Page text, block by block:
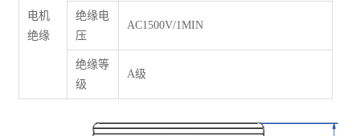
电机
绝缘
绝缘电
压
AC1500V/1MIN
绝缘等
级
A级